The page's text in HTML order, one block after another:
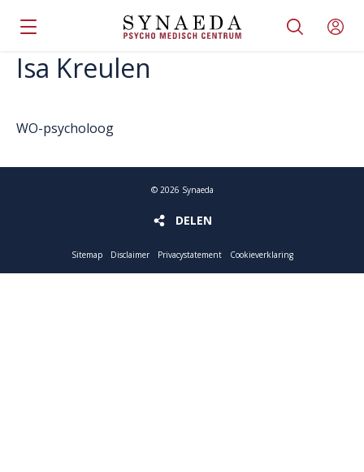
Isa Kreulen
WO-psycholoog
© 2026 Synaeda
DELEN
DELEN
Sitemap Disclaimer Privacystatement Cookieverklaring